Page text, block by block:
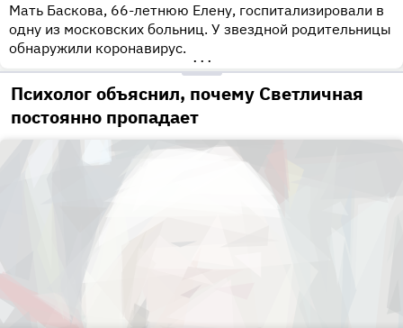
Мать Баскова, 66-летнюю Елену, госпитализировали в
одну из московских больниц. У звездной родительницы
обнаружили коронавирус.
•••
Психолог объяснил, почему Светличная
постоянно пропадает